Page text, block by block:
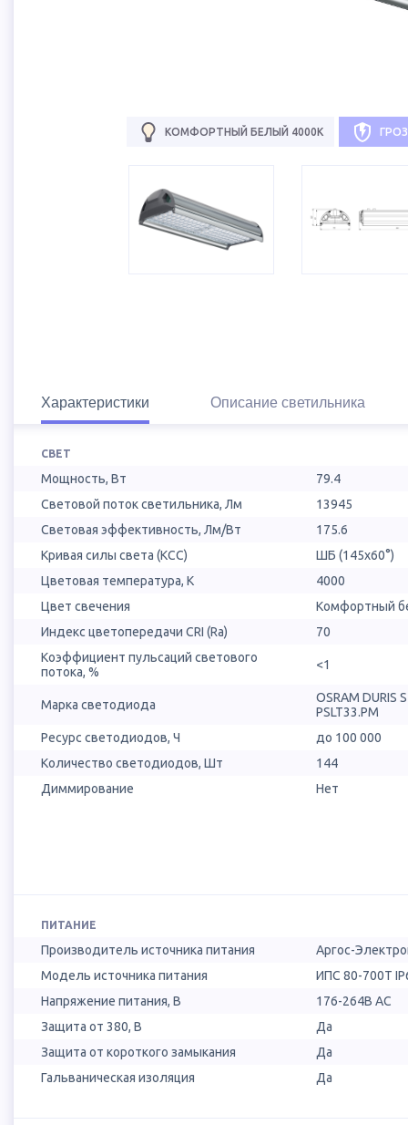
КОМФОРТНЫЙ БЕЛЫЙ 4000К
Характеристики Описание светильника
СВЕТ
Мощность, Вт
79.4
Световой поток светильника, Лм
13945
Световая эффективность, Лм/Вт
175.6
Кривая силы света (КСС)
ШБ (145х60°)
Цветовая температура, К
4000
Цвет свечения
Комфортный
Индекс цветопередачи CRI (Ra)
70
Коэффициент пульсаций светового
потока, %
<1
Марка светодиода
OSRAM DURIS
PSLT33.PM
Ресурс светодиодов, Ч
до 100 000
Количество светодиодов, Шт
144
Диммирование
Нет
ПИТАНИЕ
Производитель источника питания
Аргос-
Модель источника питания
ИПС 80-700Т
Напряжение питания, В
176-264В AC
Защита от 380, В
Да
Защита от короткого замыкания
Да
Гальваническая изоляция
Да